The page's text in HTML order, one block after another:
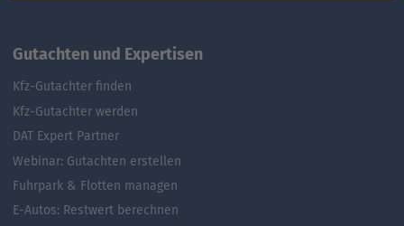
Gutachten und Expertisen
Kfz-Gutachter finden
Kfz-Gutachter werden
DAT Expert Partner
Webinar: Gutachten erstellen
Fuhrpark & Flotten managen
E-Autos: Restwert berechnen